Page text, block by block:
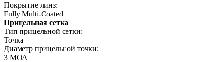
Покрытие линз:
Fully Multi-Coated
Прицельная сетка
Тип прицельной сетки:
Точка
Диаметр прицельной точки:
3 МОА